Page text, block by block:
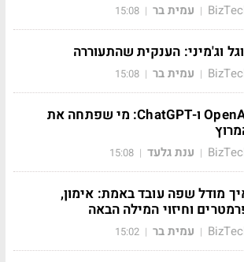
| עמית בר |
15:08
וג'מיני: הענקית שהתעוררה
| עמית בר |
15:08
OpenAI ו-ChatGPT: מי שפתחה את
| ענת גלעד |
15:08
מודל שפה עובד באמת: אימון,
וחיזוי המילה הבאה
| עמית בר |
15:02